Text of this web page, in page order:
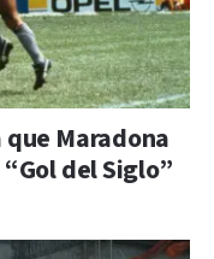
Maradona
del Siglo”